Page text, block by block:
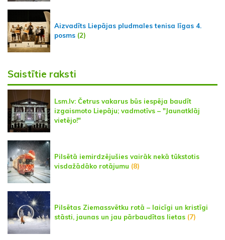
Aizvadīts Liepājas pludmales tenisa līgas 4.
posms (2)
Saistītie raksti
Lsm.lv: Četrus vakarus būs iespēja baudīt
izgaismoto Liepāju; vadmotīvs – "Jaunatklāj
vietējo!"
Pilsētā iemirdzējušies vairāk nekā tūkstotis
visdažādāko rotājumu (8)
Pilsētas Ziemassvētku rotā – laicīgi un kristīgi
stāsti, jaunas un jau pārbaudītas lietas (7)